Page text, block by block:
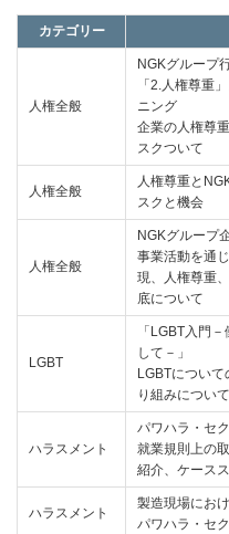
カテゴリー
人権全般
NGKグループ
「2.人権尊重
ニング
企業の人権尊
スクついて
人権全般
人権尊重と
スクと機会
人権全般
NGKグループ
事業活動を通
現、人権尊重
底について
LGBT
「LGBT入門
して－」
LGBTについ
り組みについて
ハラスメント
パワハラ・セ
就業規則上の
紹介、ケース
ハラスメント
製造現場にお
パワハラ・セ